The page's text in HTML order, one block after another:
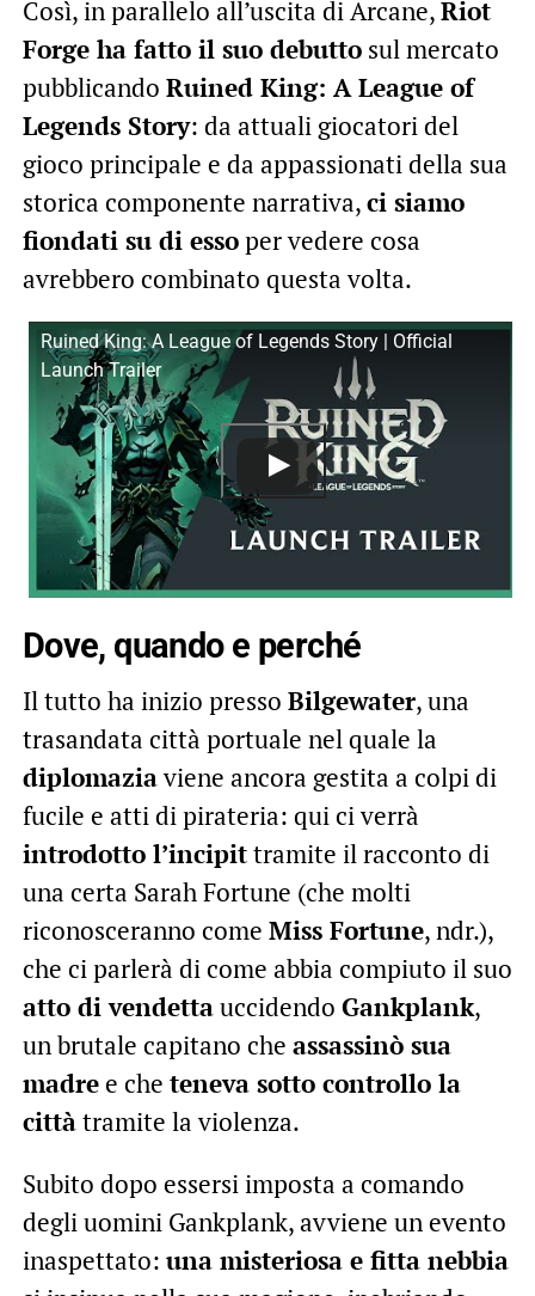
Così, in parallelo all’uscita di Arcane,Riot
Forge ha fatto il suo debuttosul mercato
pubblicando Ruined King: A League of
Legends Story: da attuali giocatori del
gioco principale e da appassionati della sua
storica componente narrativa,ci siamo
fiondati su di essoper vedere cosa
avrebbero combinato questa volta.
Ruined King: A League of Legends Story | Official
Launch Trailer
Dove, quando e perché
Il tutto ha inizio presso Bilgewater, una
trasandata città portuale nel quale la
diplomaziaviene ancora gestita a colpi di
fucile e atti di pirateria: qui ci verrà
introdotto l’incipittramite il racconto di
una certa Sarah Fortune (che molti
riconosceranno come Miss Fortune, ndr.),
che ci parlerà di come abbia compiuto il suo
atto di vendettauccidendo Gankplank,
un brutale capitano che assassinò sua
madree che teneva sotto controllo la
cittàtramite la violenza.
Subito dopo essersi imposta a comando
degli uomini Gankplank, avviene un evento
inaspettato: una misteriosa e fitta nebbia